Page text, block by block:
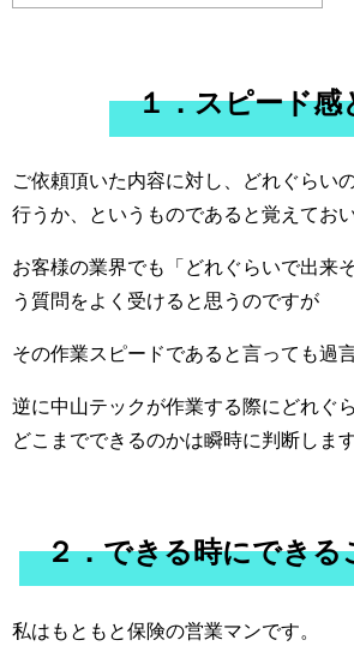
１．スピード感
ご依頼頂いた内容に対し、どれぐらい
行うか、というものであると覚えてお
お客様の業界でも「どれぐらいで出来
う質問をよく受けると思うのですが
その作業スピードであると言っても過
逆に中山テックが作業する際にどれぐ
どこまでできるのかは瞬時に判断します
２．できる時にできる
私はもともと保険の営業マンです。